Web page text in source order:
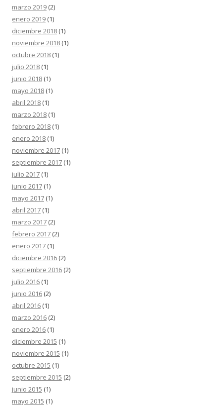
marzo 2019 (2)
enero 2019 (1)
diciembre 2018 (1)
noviembre 2018 (1)
octubre 2018 (1)
julio 2018 (1)
junio 2018 (1)
mayo 2018 (1)
abril 2018 (1)
marzo 2018 (1)
febrero 2018 (1)
enero 2018 (1)
noviembre 2017 (1)
septiembre 2017 (1)
julio 2017 (1)
junio 2017 (1)
mayo 2017 (1)
abril 2017 (1)
marzo 2017 (2)
febrero 2017 (2)
enero 2017 (1)
diciembre 2016 (2)
septiembre 2016 (2)
julio 2016 (1)
junio 2016 (2)
abril 2016 (1)
marzo 2016 (2)
enero 2016 (1)
diciembre 2015 (1)
noviembre 2015 (1)
octubre 2015 (1)
septiembre 2015 (2)
junio 2015 (1)
mayo 2015 (1)